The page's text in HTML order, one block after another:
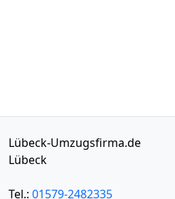
Lübeck-Umzugsfirma.de
Lübeck
Tel.: 01579-2482335